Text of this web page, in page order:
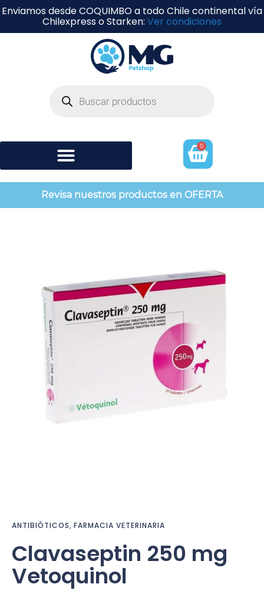
Enviamos desde COQUIMBO a todo Chile continental vía
Chilexpress o Starken: Ver condiciones
0
Revisa nuestros productos en OFERTA
ANTIBIÓTICOS, FARMACIA VETERINARIA
Clavaseptin 250 mg
Vetoquinol